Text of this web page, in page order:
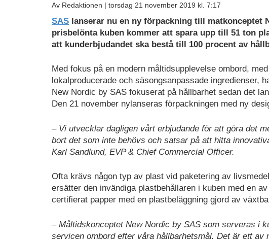
Av Redaktionen | torsdag 21 november 2019 kl. 7:17
SAS lanserar nu en ny förpackning till matkonceptet
prisbelönta kuben kommer att spara upp till 51 ton
att kunderbjudandet ska bestå till 100 procent av
Med fokus på en modern måltidsupplevelse ombord, med
lokalproducerade och säsongsanpassade ingredienser,
New Nordic by SAS fokuserat på hållbarhet sedan det
Den 21 november nylanseras förpackningen med ny
– Vi utvecklar dagligen vårt erbjudande för att göra det
bort det som inte behövs och satsar på att hitta
Karl Sandlund, EVP & Chief Commercial Officer.
Ofta krävs någon typ av plast vid paketering av
ersätter den invändiga plastbehållaren i kuben med en
certifierat papper med en plastbeläggning gjord av
– Måltidskonceptet New Nordic by SAS som serveras i
servicen ombord efter våra hållbarhetsmål. Det är ett